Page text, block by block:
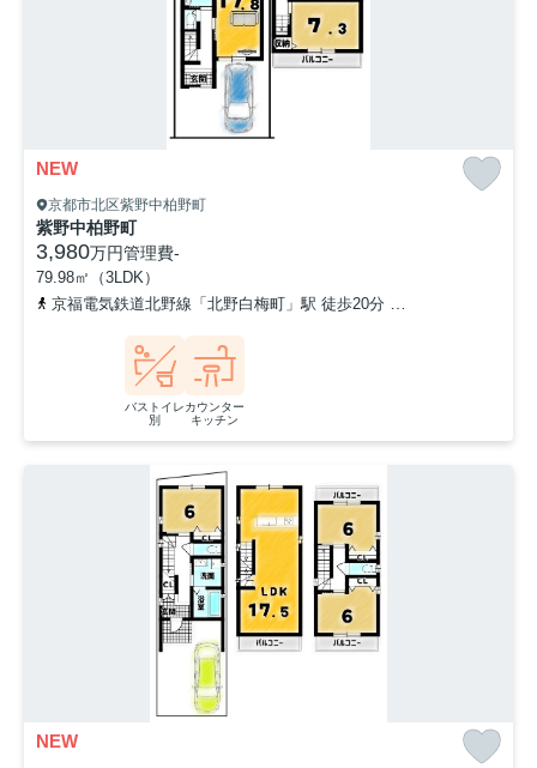
NEW
京都市北区紫野中柏野町
紫野中柏野町
3,980万円管理費-
79.98㎡（3LDK）
京福電気鉄道北野線「北野白梅町」駅 徒歩20分
バストイレ
別
カウンター
キッチン
NEW